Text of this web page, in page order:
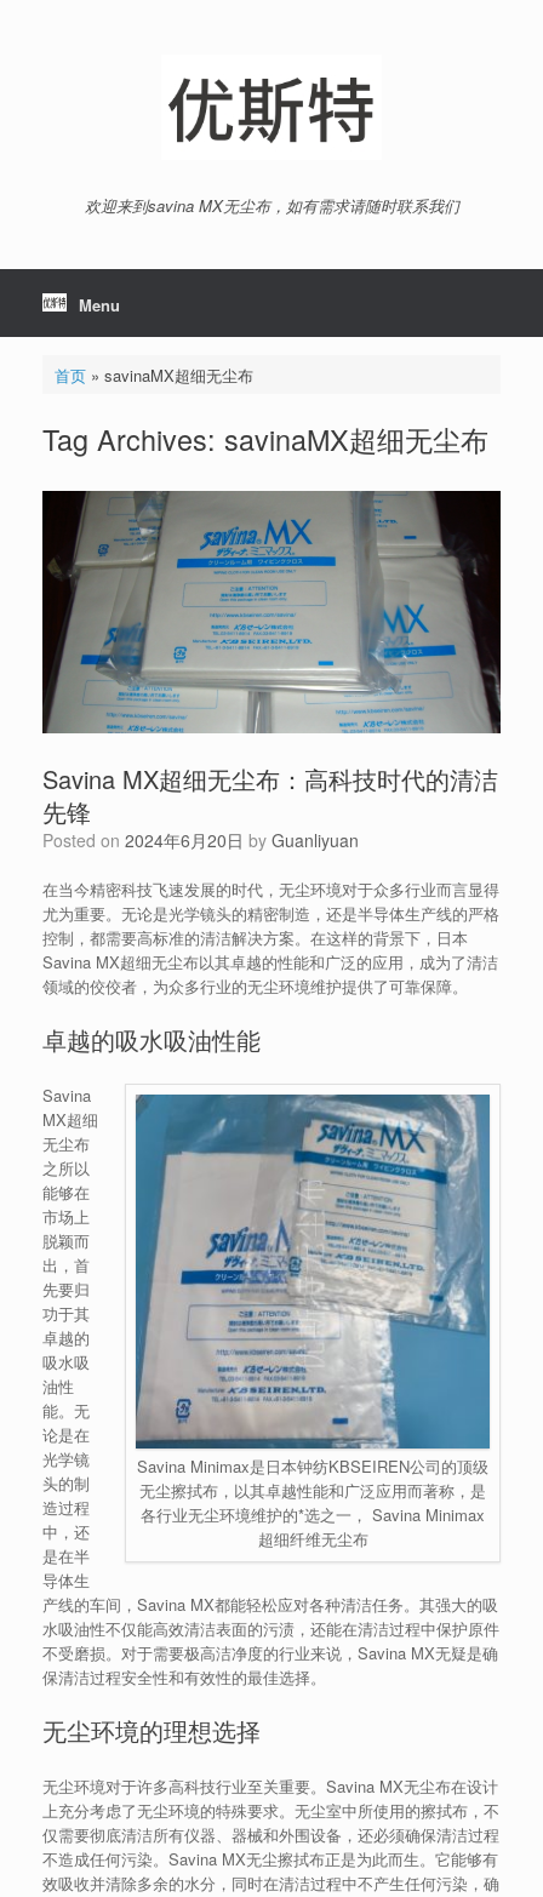
欢迎来到savina MX无尘布，如有需求请随时联系我们
Menu
首页» savinaMX超细无尘布
Tag Archives: savinaMX超细无尘布
Savina MX超细无尘布：高科技时代的清洁
先锋
Posted on 2024年6月20日 by Guanliyuan
在当今精密科技飞速发展的时代，无尘环境对于众多行业而言显得
尤为重要。无论是光学镜头的精密制造，还是半导体生产线的严格
控制，都需要高标准的清洁解决方案。在这样的背景下，日本
Savina MX超细无尘布以其卓越的性能和广泛的应用，成为了清洁
领域的佼佼者，为众多行业的无尘环境维护提供了可靠保障。
卓越的吸水吸油性能
Savina Minimax是日本钟纺KBSEIREN公司的顶级
无尘擦拭布，以其卓越性能和广泛应用而著称，是
各行业无尘环境维护的*选之一， Savina Minimax
超细纤维无尘布
Savina
MX超细
无尘布
之所以
能够在
市场上
脱颖而
出，首
先要归
功于其
卓越的
吸水吸
油性
能。无
论是在
光学镜
头的制
造过程
中，还
是在半
导体生
产线的车间，Savina MX都能轻松应对各种清洁任务。其强大的吸
水吸油性不仅能高效清洁表面的污渍，还能在清洁过程中保护原件
不受磨损。对于需要极高洁净度的行业来说，Savina MX无疑是确
保清洁过程安全性和有效性的最佳选择。
无尘环境的理想选择
无尘环境对于许多高科技行业至关重要。Savina MX无尘布在设计
上充分考虑了无尘环境的特殊要求。无尘室中所使用的擦拭布，不
仅需要彻底清洁所有仪器、器械和外围设备，还必须确保清洁过程
不造成任何污染。Savina MX无尘擦拭布正是为此而生。它能够有
效吸收并清除多余的水分，同时在清洁过程中不产生任何污染，确